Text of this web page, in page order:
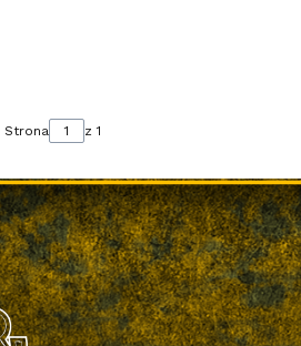
Strona z 1